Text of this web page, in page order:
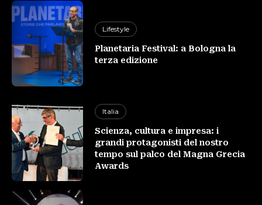
Lifestyle
Planetaria Festival: a Bologna la
terza edizione
Italia
Scienza, cultura e impresa: i
grandi protagonisti del nostro
tempo sul palco del Magna Grecia
Awards